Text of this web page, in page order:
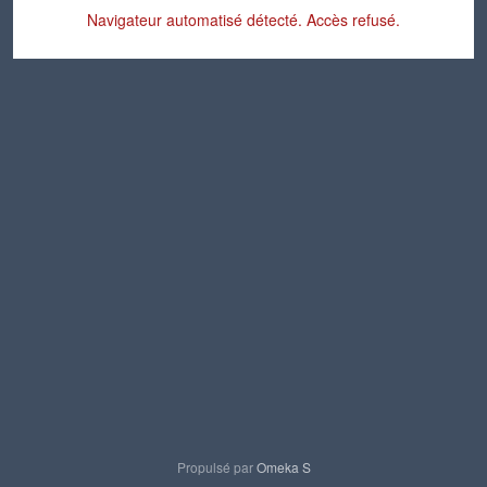
Navigateur automatisé détecté. Accès refusé.
Propulsé parOmeka S